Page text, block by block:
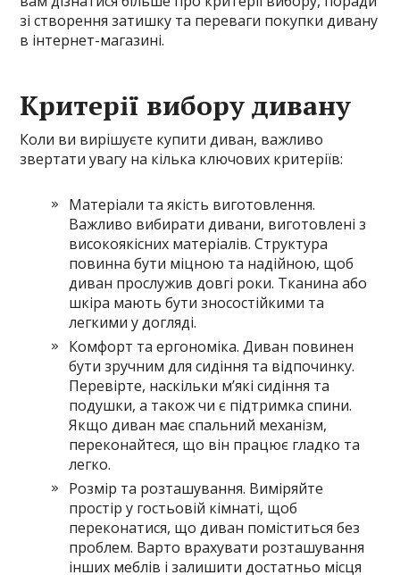
зі створення затишку та переваги покупки дивану
в інтернет-магазині.
Критерії вибору дивану
Коли ви вирішуєте купити диван, важливо
звертати увагу на кілька ключових критеріїв:
Матеріали та якість виготовлення.
Важливо вибирати дивани, виготовлені з
високоякісних матеріалів. Структура
повинна бути міцною та надійною, щоб
диван прослужив довгі роки. Тканина або
шкіра мають бути зносостійкими та
легкими у догляді.
Комфорт та ергономіка. Диван повинен
бути зручним для сидіння та відпочинку.
Перевірте, наскільки м’які сидіння та
подушки, а також чи є підтримка спини.
Якщо диван має спальний механізм,
переконайтеся, що він працює гладко та
легко.
Розмір та розташування. Виміряйте
простір у гостьовій кімнаті, щоб
переконатися, що диван поміститься без
проблем. Варто врахувати розташування
інших меблів і залишити достатньо місця